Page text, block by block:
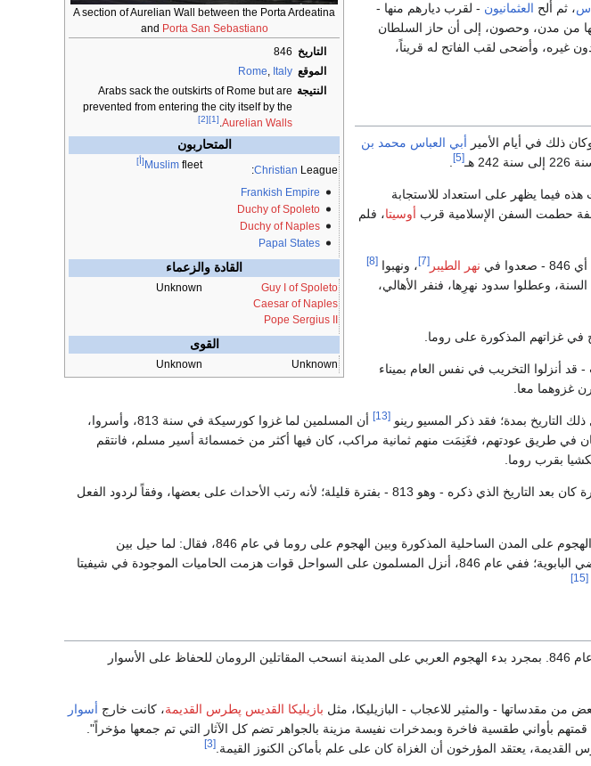
A section of Aurelian Wall between the Porta Ardeatina
and Porta San Sebastiano
التاريخ 846
الموقع
Rome, Italy
النتيجة Arabs sack the outskirts of Rome but are
prevented from entering the city itself by the
Aurelian Walls
.
[1]
[2]
المتحاربون
Christian League:
Frankish Empire
Duchy of Spoleto
Duchy of Naples
Papal States
Muslim fleet [أ]
القادة والزعماء
Guy I of Spoleto
Caesar of Naples
Pope Sergius II
Unknown
القوى
Unknown
Unknown
، ثم ألح العثمانيون - لقرب ديارهم منها -
من مدن، وحصون، إلى أن حاز السلطان
وأضحى لقب الفاتح له قريناً،
أبي العباس محمد بن
هـ [5]
هذه فيما يظهر على استعداد للاستجابة
حطمت السفن الإسلامية قرب أوسيتا، فلم
في نهر الطيبر [7] ، ونهبوا [8]
وعطلوا سدود نهرِها، فنفر الأهالي،
غزاتهم المذكورة على روما.
قد أنزلوا التخريب في نفس العام بميناء
غزوهما معا.
التاريخ بمدة؛ فقد ذكر المسيو رينو [13]
أن المسلمين لما غزوا كورسيكة في سنة 813، وأسروا،
في طريق عودتهم، فغَنِمَت منهم ثمانية مراكب، كان فيها أكثر من خمسمائة أسير مسلم، فانتقم
بقرب روما.
والظاهر من كلام رينو أن غزو المسلمين لسواحل المدن المذكورة كان بعد التاريخ الذي ذكره - وهو 813 - بفترة قليلة؛ لأنه رتب الأحداث على بعضها، وفقاً لردود الفعل
ولكن أرشيبالد لويس قد ذكر مساراً آخر للأحداث، ربط فيه بين الهجوم على المدن الساحلية المذكورة وبين الهجوم على روما في عام 846، فقال: لما حيل بين
، تحولوا إلى أراضي البابوية؛ ففي عام 846، أنزل المسلمون على السواحل قوات هزمت الحاميات الموجودة في شيفيتا
[15]
عام 846. بمجرد بدء الهجوم العربي على المدينة انسحب المقاتلين الرومان للحفاظ على الأسوار
من مقدساتها - والمثير للاعجاب - البازيليكا، مثل بازيليكا القديس پطرس القديمة، كانت خارج أسوار
بأواني طقسية فاخرة وبمدخرات نفيسة مزينة بالجواهر تضم كل الآثار التي تم جمعها مؤخراً".
القديمة، يعتقد المؤرخون أن الغزاة كان على علم بأماكن الكنوز القيمة. [3]